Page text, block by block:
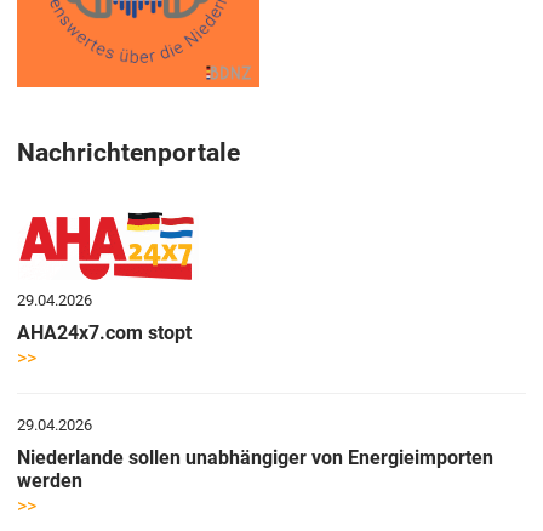
Nachrichtenportale
29.04.2026
AHA24x7.com stopt
>>
29.04.2026
Niederlande sollen unabhängiger von Energieimporten
werden
>>